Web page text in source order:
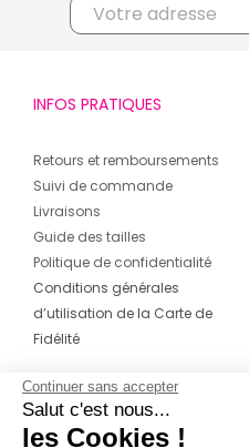
INFOS PRATIQUES
Retours et remboursements
Suivi de commande
Livraisons
Guide des tailles
Politique de confidentialité
Conditions générales
d’utilisation de la Carte de
Fidélité
CONTACT
Continuer sans accepter
Salut c'est nous...
les Cookies !